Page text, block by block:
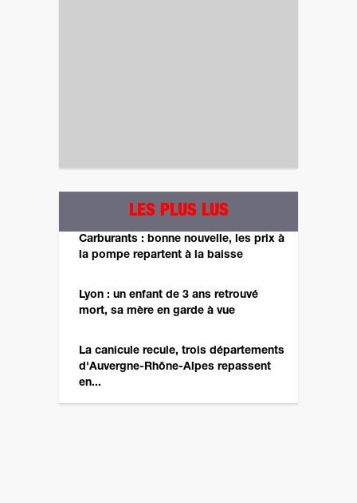
LES PLUS LUS
Carburants : bonne nouvelle, les prix à
la pompe repartent à la baisse
Lyon : un enfant de 3 ans retrouvé
mort, sa mère en garde à vue
La canicule recule, trois départements
d'Auvergne-Rhône-Alpes repassent
en...